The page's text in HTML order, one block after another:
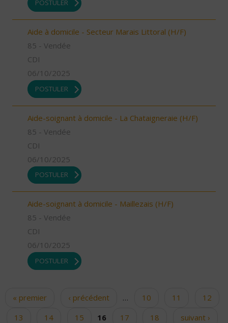
POSTULER
Aide à domicile - Secteur Marais Littoral (H/F)
85 - Vendée
CDI
06/10/2025
POSTULER
Aide-soignant à domicile - La Chataigneraie (H/F)
85 - Vendée
CDI
06/10/2025
POSTULER
Aide-soignant à domicile - Maillezais (H/F)
85 - Vendée
CDI
06/10/2025
POSTULER
Pages
« premier ‹ précédent … 10 11
12
13
14 15 16 17 18
suivant ›